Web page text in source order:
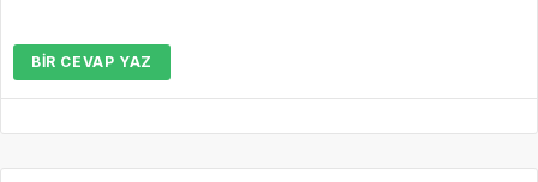
BIR CEVAP YAZ